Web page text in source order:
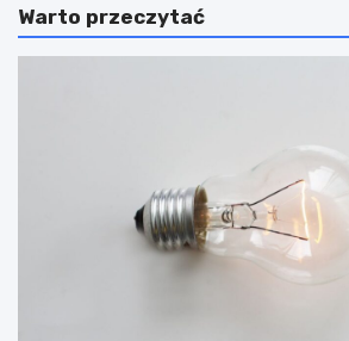
Warto przeczytać